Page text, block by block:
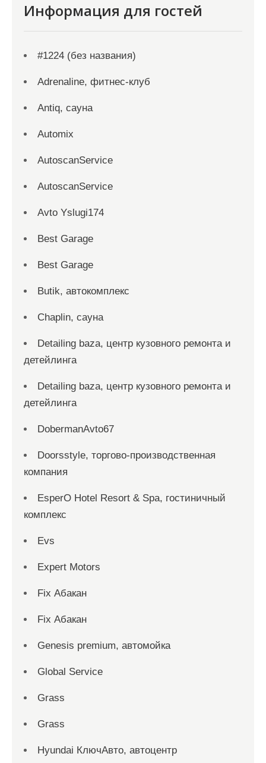
Информация для гостей
#1224 (без названия)
Adrenaline, фитнес-клуб
Antiq, сауна
Automix
AutoscanService
AutoscanService
Avto Yslugi174
Best Garage
Best Garage
Butik, автокомплекс
Chaplin, сауна
Detailing baza, центр кузовного ремонта и
детейлинга
Detailing baza, центр кузовного ремонта и
детейлинга
DobermanAvto67
Doorsstyle, торгово-производственная
компания
EsperO Hotel Resort & Spa, гостиничный
комплекс
Evs
Expert Motors
Fix Абакан
Fix Абакан
Genesis premium, автомойка
Global Service
Grass
Grass
Hyundai КлючАвто, автоцентр